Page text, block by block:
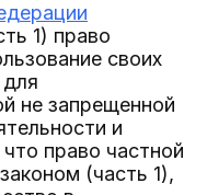
1) право
своих
не запрещенной
и
право частной
(часть 1),